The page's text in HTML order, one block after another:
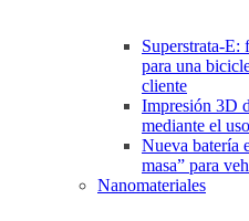
Superstrata-E:
para una
cliente
Impresión 3D
mediante el
Nueva batería
masa” para
Nanomateriales